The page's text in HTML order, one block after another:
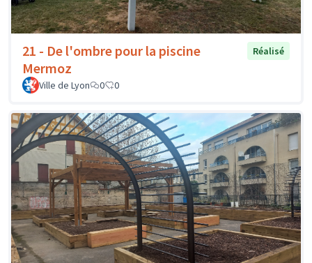
21 - De l'ombre pour la piscine
Mermoz
Réalisé
Ville de Lyon 0 0